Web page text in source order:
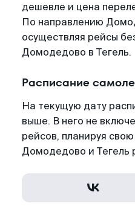
дешевле и цена
По направлению
осуществляя рейсы
Домодедово в Тегель.
Расписание
На текущую дату
выше. В него не
рейсов, планируя
Домодедово и Тегель